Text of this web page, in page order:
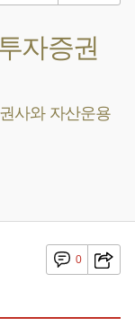
자증권
사와 자산운용
0